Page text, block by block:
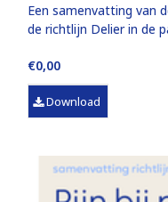
Een samenvatting van
de richtlijn Delier in de
€0,00
Download